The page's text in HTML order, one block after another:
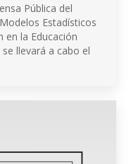
Pública del
Estadísticos
en la Educación
llevará a cabo el